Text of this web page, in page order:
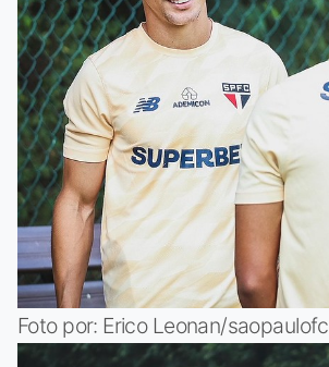
Foto por: Erico Leonan/saopaulofc